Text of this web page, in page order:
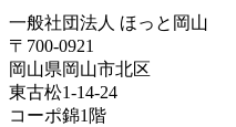
一般社団法人 ほっと岡山
〒700-0921
岡山県岡山市北区
東古松1-14-24
コーポ錦1階